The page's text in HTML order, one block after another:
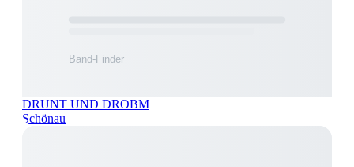
DRUNT UND DROBM
Schönau